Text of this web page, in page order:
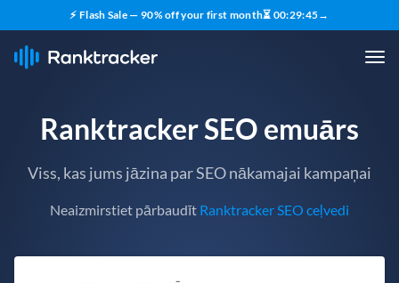
⚡ Flash Sale — 90% off your first month⏳ 00:29:43→
Ranktracker SEO emuārs
Viss, kas jums jāzina par SEO nākamajai kampaņai
Neaizmirstiet pārbaudīt Ranktracker SEO ceļvedi